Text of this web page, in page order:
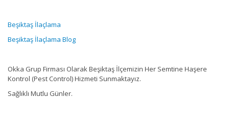
Beşiktaş İlaçlama
Beşiktaş İlaçlama Blog
Okka Grup Firması Olarak Beşiktaş İlçemizin Her Semtine Haşere
Kontrol (Pest Control) Hizmeti Sunmaktayız.
Sağlıklı Mutlu Günler.